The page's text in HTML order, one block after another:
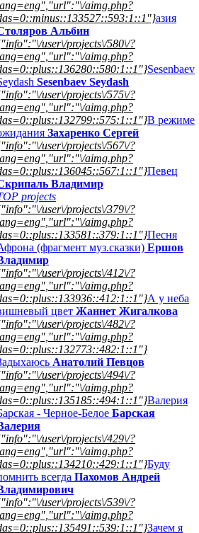
aimg.php?
азия
Альбин
user\/projects\/580\/?
aimg.php?
Sesenbaev
Sesenbaev Seydash
user\/projects\/575\/?
aimg.php?
В режиме
Захаренко Сергей
user\/projects\/567\/?
aimg.php?
Певец
Владимир
projects
user\/projects\/379\/?
aimg.php?
Песня
(фрагмент муз.сказки) Ершов
user\/projects\/412\/?
aimg.php?
А у неба
цвет Жаннет Жигалкова
user\/projects\/482\/?
aimg.php?
Анатолий Певцов
user\/projects\/494\/?
aimg.php?
Валерия
- Черное-Белое Барская
user\/projects\/429\/?
aimg.php?
Буду
всегда Пахомов Андрей
user\/projects\/539\/?
aimg.php?
Зачем я